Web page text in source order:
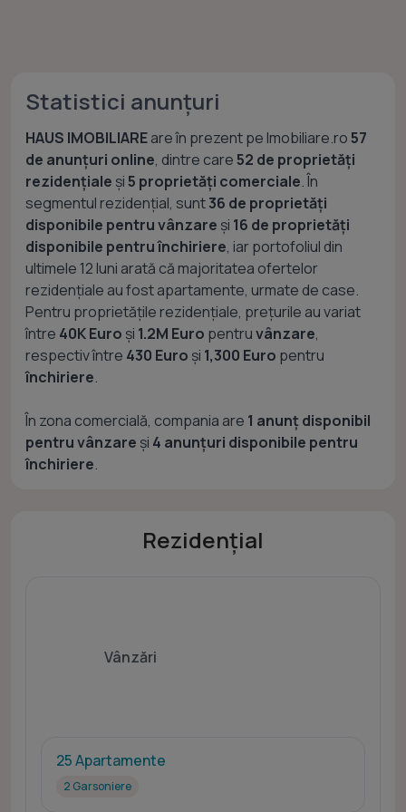
Statistici anunțuri
HAUS IMOBILIAREare în prezent pe Imobiliare.ro57
de anunțuri online, dintre care52 de proprietăți
rezidențiale și5 proprietăți comerciale. În
segmentul rezidențial, sunt36 de proprietăți
disponibile pentru vânzare și 16 de proprietăți
disponibile pentru închiriere, iar portofoliul din
ultimele 12 luni arată că majoritatea ofertelor
rezidențiale au fost apartamente, urmate de case.
Pentru proprietățile rezidențiale, prețurile au variat
între 40K Euro și 1.2M Euro pentruvânzare,
respectiv între 430 Euro și 1,300 Euro pentru
închiriere.
În zona comercială, compania are 1 anunț disponibil
pentru vânzare și 4 anunțuri disponibile pentru
închiriere.
Rezidențial
Vânzări
25 Apartamente
2 Garsoniere